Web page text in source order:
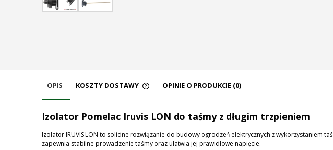
OPIS KOSZTY DOSTAWY
KOSZTÓW PŁATNOŚCI
OPINIE O PRODUKCIE (0)
Izolator Pomelac Iruvis LON do taśmy z długim trzpieniem
Izolator IRUVIS LON to solidne rozwiązanie do budowy ogrodzeń elektrycznych z wykorzystaniem
zapewnia stabilne prowadzenie taśmy oraz ułatwia jej prawidłowe napięcie.